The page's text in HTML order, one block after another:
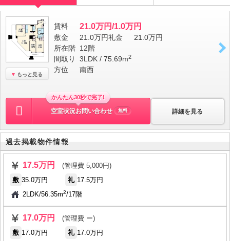
もっと見る
賃料 21.0万円/1.0万円
敷金 21.0万円礼金
21.0万円
所在階 12階
間取り
3LDK / 75.69m2
方位 南西
詳細を見る
かんたん30秒で完了!
空室状況お問い合わせ 無料
過去掲載物件情報
17.5万円
(管理費 5,000円)
敷 35.0万円 礼 17.5万円
2LDK/56.35m2/17階
17.0万円
(管理費 ー)
敷 17.0万円 礼 17.0万円